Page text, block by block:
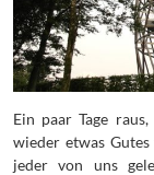
Ein paar Tage
wieder etwas
jeder von uns